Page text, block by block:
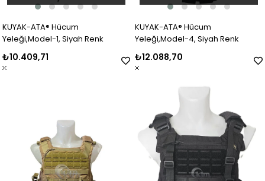
KUYAK-ATA® Hücum
Yeleği,Model-1, Siyah Renk
₺10.409,71
KUYAK-ATA® Hücum
Yeleği,Model-4, Siyah Renk
₺12.088,70